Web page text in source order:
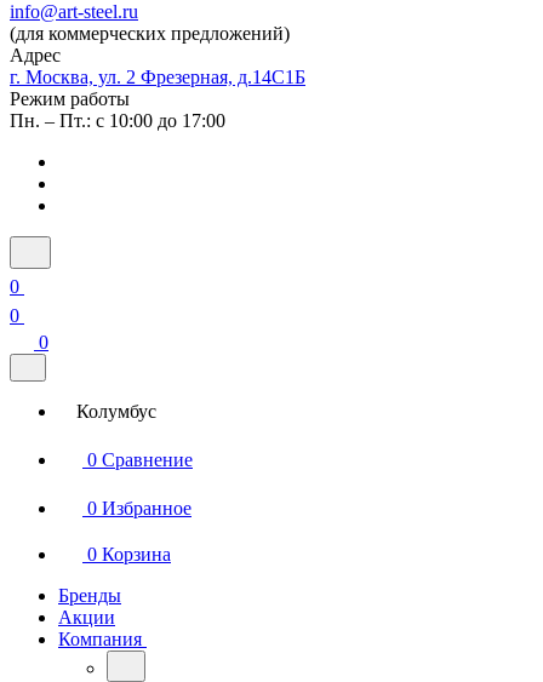
info@art-steel.ru
(для коммерческих предложений)
Адрес
г. Москва, ул. 2 Фрезерная, д.14С1Б
Режим работы
Пн. – Пт.: с 10:00 до 17:00
0
0
0
Колумбус
0 Сравнение
0 Избранное
0 Корзина
Бренды
Акции
Компания